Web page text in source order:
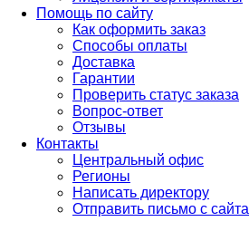
Помощь по сайту
Как оформить заказ
Способы оплаты
Доставка
Гарантии
Проверить статус заказа
Вопрос-ответ
Отзывы
Контакты
Центральный офис
Регионы
Написать директору
Отправить письмо с сайта